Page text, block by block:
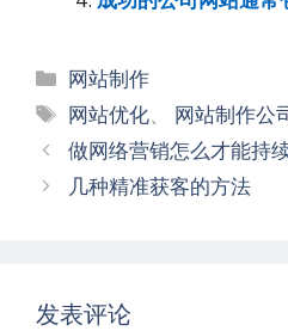
分
类
网站制作
标
签
网站优化、 网站制作公
文
章
做网络营销怎么才能持
几种精准获客的方法
发表评论